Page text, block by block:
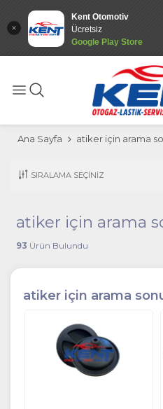
Kent Otomotiv
Ücretsiz
Google Play Store
Ana Sayfa atiker için arama
atiker için arama
93 Ürün Bulundu
atiker için arama